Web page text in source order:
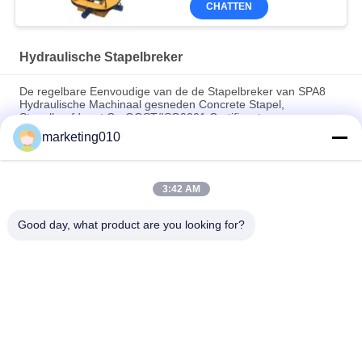
CHATTEN
Hydraulische Stapelbreker
De regelbare Eenvoudige van de de Stapelbreker van SPA8
Hydraulische Machinaal gesneden Concrete Stapel,
Stapelhoofd met Ce-GOST/ISO9001 Certificaat
Hydraulische Splijtmachine in de mijnbouw
Breedte 800mm van de besnoeiingsmuur Hydraulische van de
de Muurbreker van de Stapelbreker Hydraulische de
marketing010
3:42 AM
Good day, what product are you looking for?